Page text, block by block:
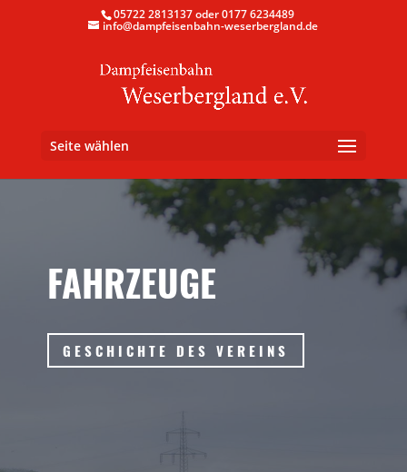
05722 2813137 oder 0177 6234489
info@dampfeisenbahn-weserbergland.de
Seite wählen
FAHRZEUGE
GESCHICHTE DES VEREINS